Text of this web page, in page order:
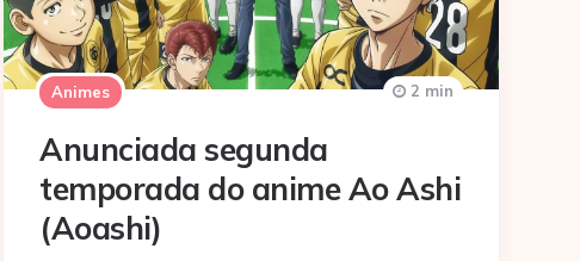
Animes
Anunciada segunda
temporada do anime Ao Ashi
(Aoashi)
2 min